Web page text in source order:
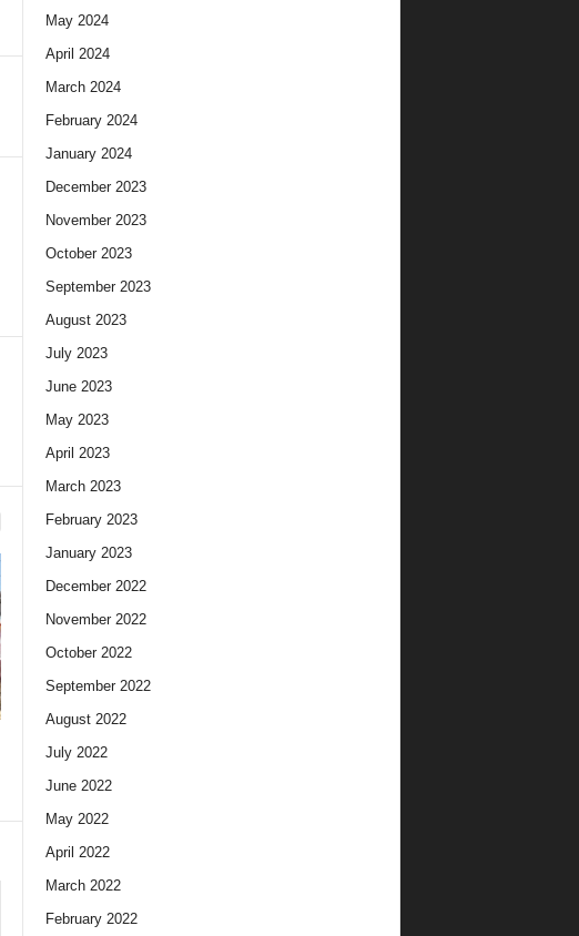
May 2024
April 2024
March 2024
February 2024
January 2024
December 2023
November 2023
October 2023
September 2023
August 2023
July 2023
June 2023
May 2023
April 2023
March 2023
February 2023
January 2023
December 2022
November 2022
October 2022
September 2022
August 2022
July 2022
June 2022
May 2022
April 2022
March 2022
February 2022